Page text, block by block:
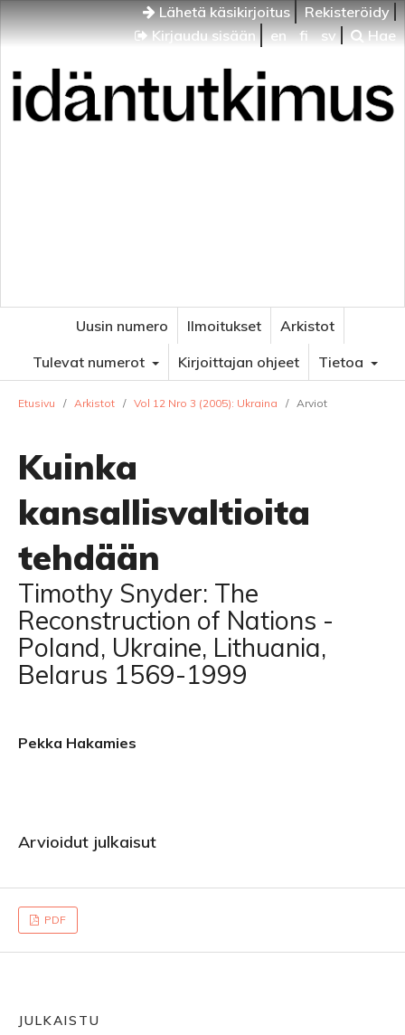
Lähetä käsikirjoitus
Rekisteröidy
Kirjaudu sisään
en fi sv Hae
Uusin numero Ilmoitukset
Arkistot
Tulevat numerot
Kirjoittajan ohjeet Tietoa
Etusivu / Arkistot / Vol 12 Nro 3 (2005): Ukraina / Arviot
Kuinka
kansallisvaltioita
tehdään
Timothy Snyder: The
Reconstruction of Nations -
Poland, Ukraine, Lithuania,
Belarus 1569-1999
Pekka Hakamies
Arvioidut julkaisut
PDF
JULKAISTU